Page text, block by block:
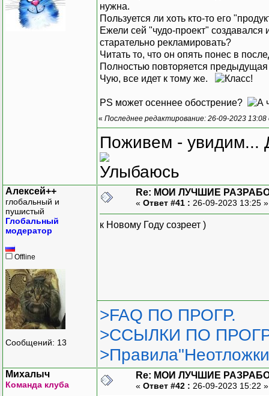
нужна.
Пользуется ли хоть кто-то его
Ежели сей "чудо-проект" создавался
старательно рекламировать?
Читать то, что он опять понес в
Полностью повторяется
Чую, все идет к тому же.
PS может осеннее обострение?
« Последнее редактирование: 26-09-2023
Поживем - увидим...
Алексей++
глобальный и
пушистый
Глобальный
модератор
Offline
Сообщений: 13
Re: МОИ ЛУЧШИЕ
« Ответ #41 : 26-09-2023 13:25
к Новому Году созреет )
>FAQ ПО ПРОГР.
>ССЫЛКИ ПО
Михалыч
Команда клуба
Re: МОИ ЛУЧШИЕ
« Ответ #42 : 26-09-2023 15:22